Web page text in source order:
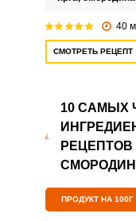
40
СМОТРЕТЬ РЕЦЕПТ
10 САМЫХ
РЕЦЕПТОВ
ПРОДУКТ НА 100Г